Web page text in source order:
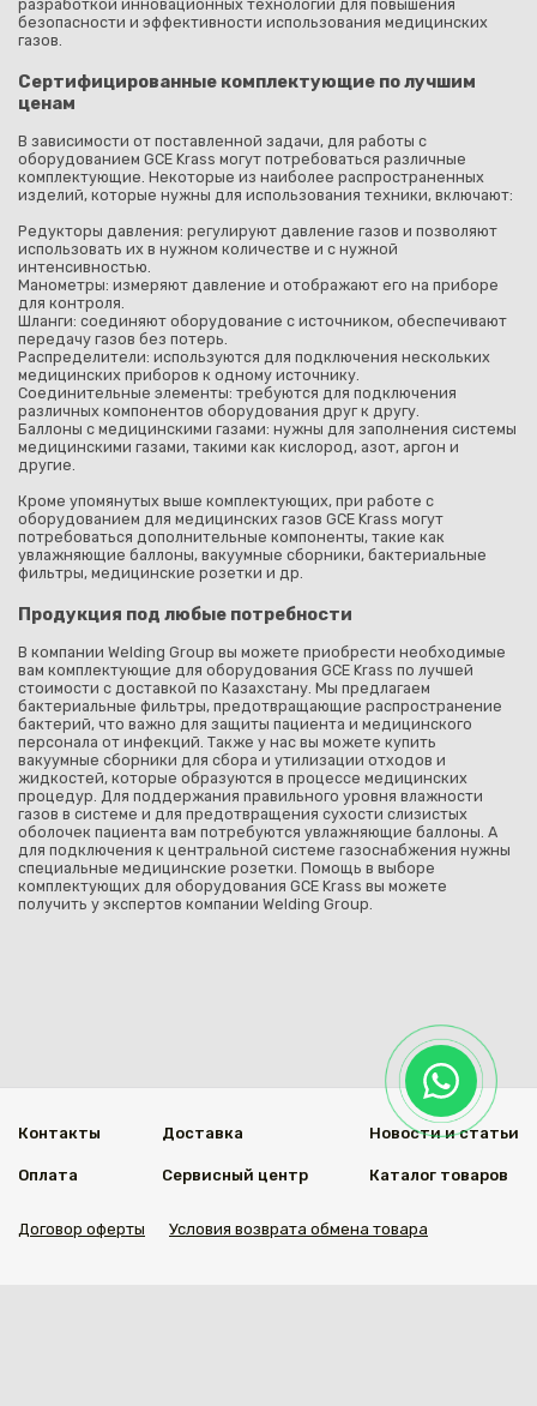
разработкой инновационных технологий для повышения
безопасности и эффективности использования медицинских
газов.
Сертифицированные комплектующие по лучшим
ценам
В зависимости от поставленной задачи, для работы с
оборудованием GCE Krass могут потребоваться различные
комплектующие. Некоторые из наиболее распространенных
изделий, которые нужны для использования техники, включают:
Редукторы давления: регулируют давление газов и позволяют
использовать их в нужном количестве и с нужной
интенсивностью.
Манометры: измеряют давление и отображают его на приборе
для контроля.
Шланги: соединяют оборудование с источником, обеспечивают
передачу газов без потерь.
Распределители: используются для подключения нескольких
медицинских приборов к одному источнику.
Соединительные элементы: требуются для подключения
различных компонентов оборудования друг к другу.
Баллоны с медицинскими газами: нужны для заполнения системы
медицинскими газами, такими как кислород, азот, аргон и
другие.
Кроме упомянутых выше комплектующих, при работе с
оборудованием для медицинских газов GCE Krass могут
потребоваться дополнительные компоненты, такие как
увлажняющие баллоны, вакуумные сборники, бактериальные
фильтры, медицинские розетки и др.
Продукция под любые потребности
В компании Welding Group вы можете приобрести необходимые
вам комплектующие для оборудования GCE Krass по лучшей
стоимости с доставкой по Казахстану. Мы предлагаем
бактериальные фильтры, предотвращающие распространение
бактерий, что важно для защиты пациента и медицинского
персонала от инфекций. Также у нас вы можете купить
вакуумные сборники для сбора и утилизации отходов и
жидкостей, которые образуются в процессе медицинских
процедур. Для поддержания правильного уровня влажности
газов в системе и для предотвращения сухости слизистых
оболочек пациента вам потребуются увлажняющие баллоны. А
для подключения к центральной системе газоснабжения нужны
специальные медицинские розетки. Помощь в выборе
комплектующих для оборудования GCE Krass вы можете
получить у экспертов компании Welding Group.
Контакты
Оплата
Доставка
Сервисный центр
Новости и статьи
Каталог товаров
Договор оферты Условия возврата обмена товара